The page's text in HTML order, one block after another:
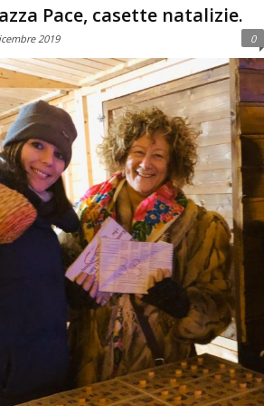
Pace, casette natalizie.
2019 0